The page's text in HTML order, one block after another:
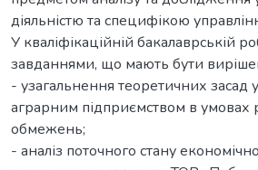
діяльністю та специфікою
У кваліфікаційній бакалаврській
завданнями, що мають бути
- узагальнення теоретичних засад
аграрним підприємством в умовах
обмежень;
- аналіз поточного стану